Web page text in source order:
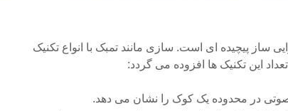
ساز پیچیده ای است. سازی مانند تمبک با انواع تکنیک
این تکنیک ها افزوده می گردد:
در محدوده یک کوک را نشان می دهد.